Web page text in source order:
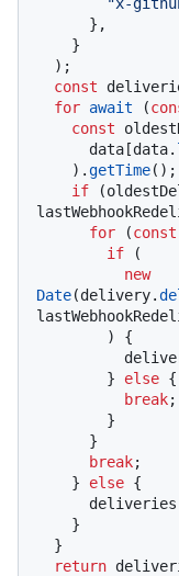
const
for await (
const
      data[data.
    ).
getTime();
if
for (const
if (
new
Date(delivery.
        }
else {
break;
break;
    }
else {
return